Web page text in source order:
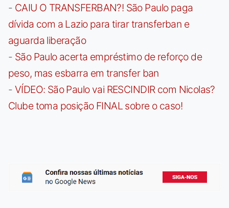
- CAIU O TRANSFERBAN?! São Paulo paga
dívida com a Lazio para tirar transferban e
aguarda liberação
- São Paulo acerta empréstimo de reforço de
peso, mas esbarra em transfer ban
- VÍDEO: São Paulo vai RESCINDIR com Nicolas?
Clube toma posição FINAL sobre o caso!